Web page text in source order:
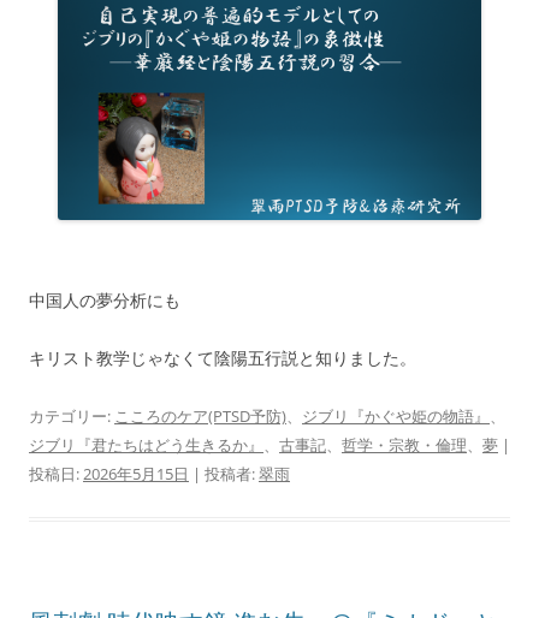
中国人の夢分析にも
キリスト教学じゃなくて陰陽五行説と知りました。
カテゴリー: こころのケア(PTSD予防)、 ジブリ『かぐや姫の物語』 、
ジブリ『君たちはどう生きるか』 、 古事記、 哲学・宗教・倫理、 夢 |
投稿日:2026年5月15日 | 投稿者:翠雨